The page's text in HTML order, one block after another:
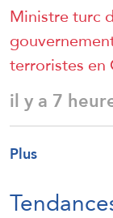
Ministre turc
terroristes en
il y a 7
Plus